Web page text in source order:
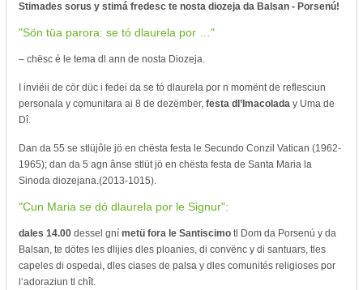
Stimades sorus y stimá fredesc te nosta diozeja da Balsan - Porsenú!
"Sön tüa parora: se tó dlaurela por …"
– chësc é le tema dl ann de nosta Diozeja.
I inviëii de cör düc i fedei da se tó dlaurela por n momënt de reflesciun
personala y comunitara ai 8 de dezëmber, festa dl’Imacolada y Uma de
Dî.
Dan da 55 se stlüjôle jö en chësta festa le Secundo Conzil Vatican (1962-
1965); dan da 5 agn ânse stlüt jö en chësta festa de Santa Maria la
Sinoda diozejana.(2013-1015).
"Cun Maria se dó dlaurela por le Signur":
dales 14.00 dessel gní metü fora le Santiscimo tl Dom da Porsenú y da
Balsan, te dötes les dlijies dles ploanies, di convënc y di santuars, tles
capeles di ospedai, dles ciases de palsa y dles comunités religioses por
l‘adoraziun tl chît.